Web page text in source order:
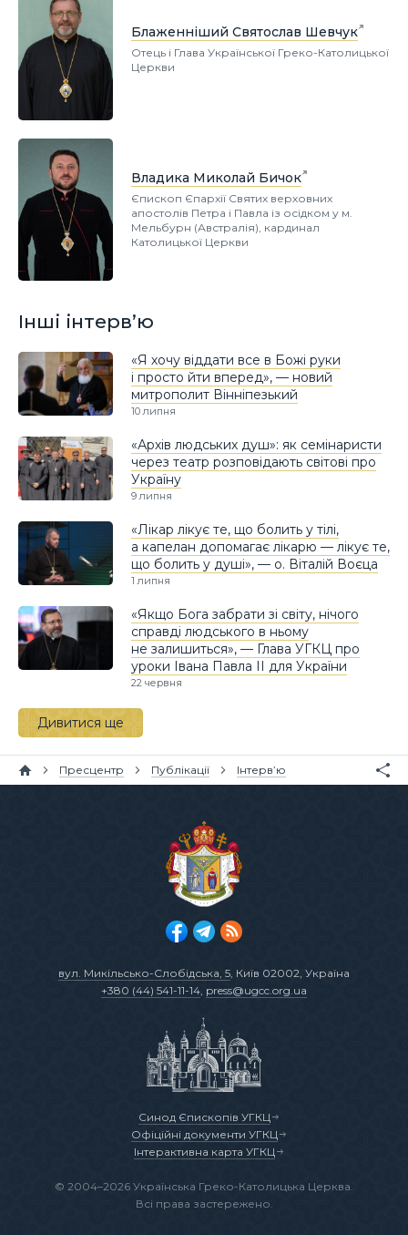
Блаженніший Святослав Шевчук
Отець і Глава Української Греко-Католицької
Церкви
Владика Миколай Бичок
Єпископ Єпархії Святих верховних
апостолів Петра і Павла із осідком у м.
Мельбурн (Австралія), кардинал
Католицької Церкви
Інші інтерв’ю
«Я хочу віддати все в Божі руки
і просто йти вперед», — новий
митрополит Вінніпезький
10 липня
«Архів людських душ»: як семінаристи
через театр розповідають світові про
Україну
9 липня
«Лікар лікує те, що болить у тілі,
а капелан допомагає лікарю — лікує те,
що болить у душі», — о. Віталій Воєца
1 липня
«Якщо Бога забрати зі світу, нічого
справді людського в ньому
не залишиться», — Глава УГКЦ про
уроки Івана Павла II для України
22 червня
Дивитися ще
Пресцентр Публікації Інтерв’ю
вул. Микільсько-Слобідська, 5, Київ 02002, Україна
+380 (44) 541-11-14, press@ugcc.org.ua
Синод Єпископів УГКЦ
Офіційні документи УГКЦ
Інтерактивна карта УГКЦ
© 2004–2026 Українська Греко-Католицька Церква.
Всі права застережено.